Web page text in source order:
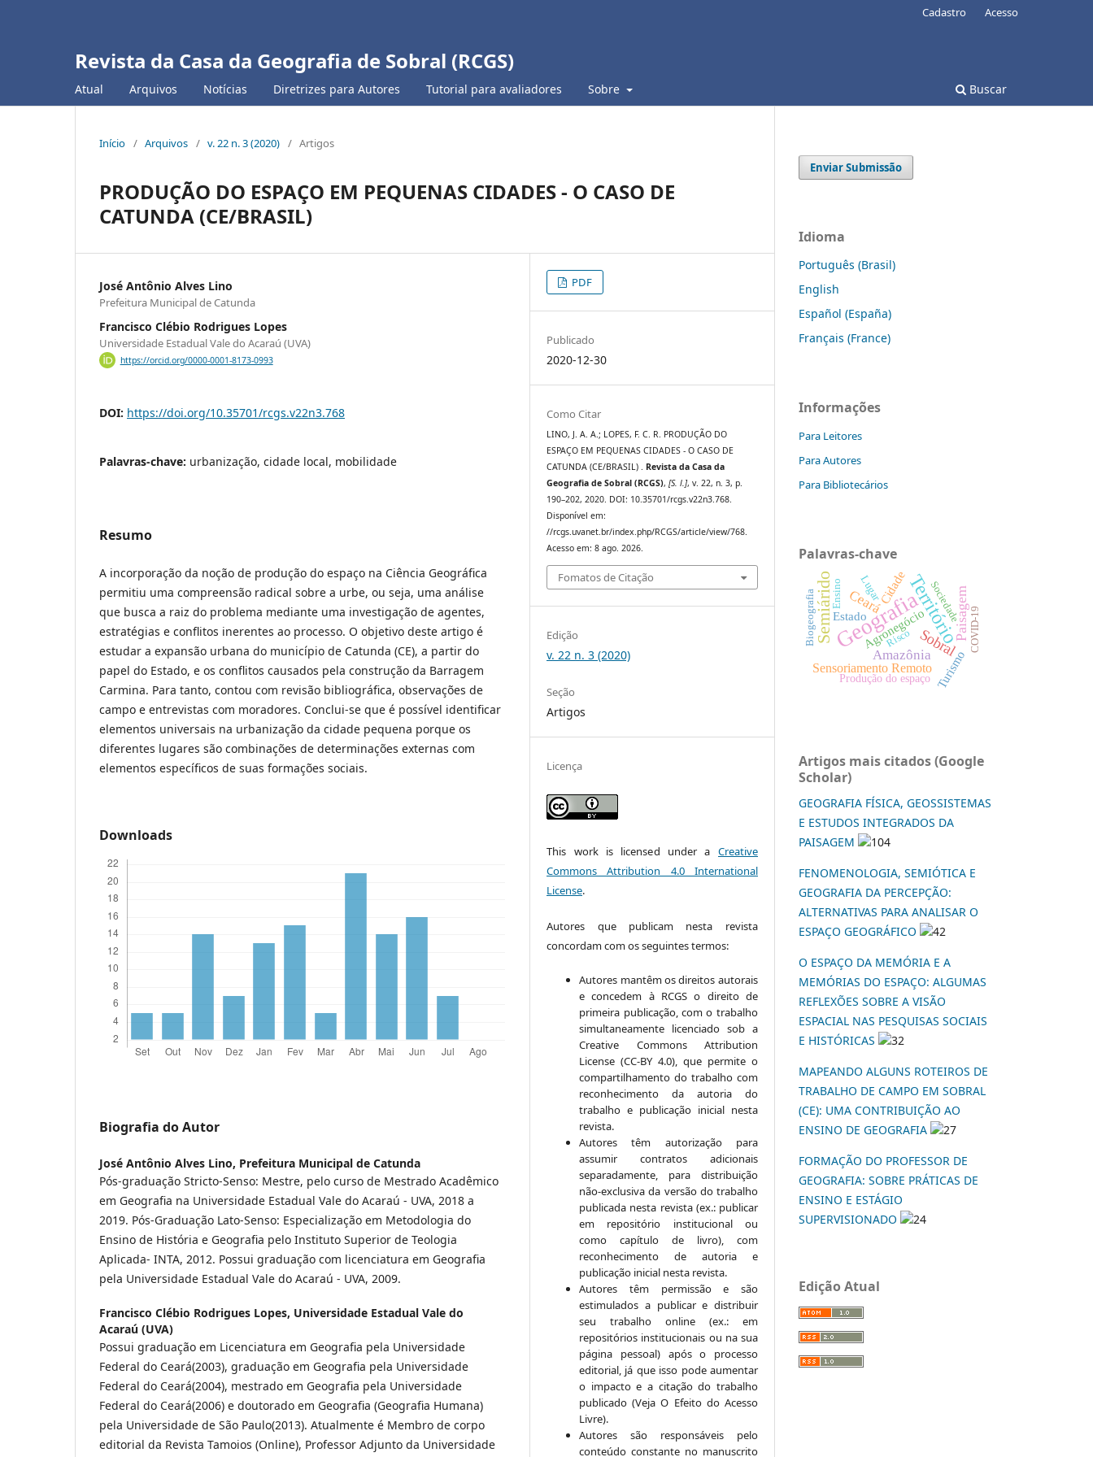
Revista da Casa da Geografia de Sobral (RCGS)
Atual Arquivos Notícias Diretrizes para Autores Tutorial para avaliadores Sobre Buscar
Cadastro Acesso
Início / Arquivos / v. 22 n. 3 (2020) / Artigos
PRODUÇÃO DO ESPAÇO EM PEQUENAS CIDADES - O CASO DE
CATUNDA (CE/BRASIL)
José Antônio Alves Lino
Prefeitura Municipal de Catunda
Francisco Clébio Rodrigues Lopes
Universidade Estadual Vale do Acaraú (UVA)
https://orcid.org/0000-0001-8173-0993
DOI: https://doi.org/10.35701/rcgs.v22n3.768
Palavras-chave: urbanização, cidade local, mobilidade
Resumo
A incorporação da noção de produção do espaço na Ciência Geográfica
permitiu uma compreensão radical sobre a urbe, ou seja, uma análise
que busca a raiz do problema mediante uma investigação de agentes,
estratégias e conflitos inerentes ao processo. O objetivo deste artigo é
estudar a expansão urbana do município de Catunda (CE), a partir do
papel do Estado, e os conflitos causados pela construção da Barragem
Carmina. Para tanto, contou com revisão bibliográfica, observações de
campo e entrevistas com moradores. Conclui-se que é possível identificar
elementos universais na urbanização da cidade pequena porque os
diferentes lugares são combinações de determinações externas com
elementos específicos de suas formações sociais.
Downloads
Biografia do Autor
José Antônio Alves Lino, Prefeitura Municipal de Catunda
Pós-graduação Stricto-Senso: Mestre, pelo curso de Mestrado Acadêmico
em Geografia na Universidade Estadual Vale do Acaraú - UVA, 2018 a
2019. Pós-Graduação Lato-Senso: Especialização em Metodologia do
Ensino de História e Geografia pelo Instituto Superior de Teologia
Aplicada- INTA, 2012. Possui graduação com licenciatura em Geografia
pela Universidade Estadual Vale do Acaraú - UVA, 2009.
Francisco Clébio Rodrigues Lopes, Universidade Estadual Vale do
Acaraú (UVA)
Possui graduação em Licenciatura em Geografia pela Universidade
Federal do Ceará(2003), graduação em Geografia pela Universidade
Federal do Ceará(2004), mestrado em Geografia pela Universidade
Federal do Ceará(2006) e doutorado em Geografia (Geografia Humana)
pela Universidade de São Paulo(2013). Atualmente é Membro de corpo
editorial da Revista Tamoios (Online), Professor Adjunto da Universidade
PDF
Publicado
2020-12-30
Como Citar
LINO, J. A. A.; LOPES, F. C. R. PRODUÇÃO DO
ESPAÇO EM PEQUENAS CIDADES - O CASO DE
CATUNDA (CE/BRASIL) . Revista da Casa da
Geografia de Sobral (RCGS),[S. l.], v. 22, n. 3, p.
190–202, 2020. DOI: 10.35701/rcgs.v22n3.768.
Disponível em:
//rcgs.uvanet.br/index.php/RCGS/article/view/768.
Acesso em: 8 ago. 2026.
Fomatos de Citação
Edição
v. 22 n. 3 (2020)
Seção
Artigos
Licença
This work is licensed under a Creative
Commons Attribution 4.0 International
License.
Autores que publicam nesta revista
concordam com os seguintes termos:
Autores mantêm os direitos autorais
e concedem à RCGS o direito de
primeira publicação, com o trabalho
simultaneamente licenciado sob a
Creative Commons Attribution
License (CC-BY 4.0), que permite o
compartilhamento do trabalho com
reconhecimento da autoria do
trabalho e publicação inicial nesta
revista.
Autores têm autorização para
assumir contratos adicionais
separadamente, para distribuição
não-exclusiva da versão do trabalho
publicada nesta revista (ex.: publicar
em repositório institucional ou
como capítulo de livro), com
reconhecimento de autoria e
publicação inicial nesta revista.
Autores têm permissão e são
estimulados a publicar e distribuir
seu trabalho online (ex.: em
repositórios institucionais ou na sua
página pessoal) após o processo
editorial, já que isso pode aumentar
o impacto e a citação do trabalho
publicado (Veja O Efeito do Acesso
Livre).
Autores são responsáveis pelo
conteúdo constante no manuscrito
Enviar Submissão
Idioma
Português (Brasil)
English
Español (España)
Français (France)
Informações
Para Leitores
Para Autores
Para Bibliotecários
Palavras-chave
GeografiaTerritório
Semiárido Sobral
Paisagem
Ceará
Amazônia
Sensoriamento Remoto
Agronegócio
Turismo
Cidade
Estado
Produção do espaço
Lugar
Risco
Biogeografia Sociedade
Ensino
COVID-19
Artigos mais citados (Google
Scholar)
GEOGRAFIA FÍSICA, GEOSSISTEMAS
E ESTUDOS INTEGRADOS DA
PAISAGEM
104
FENOMENOLOGIA, SEMIÓTICA E
GEOGRAFIA DA PERCEPÇÃO:
ALTERNATIVAS PARA ANALISAR O
ESPAÇO GEOGRÁFICO
42
O ESPAÇO DA MEMÓRIA E A
MEMÓRIAS DO ESPAÇO: ALGUMAS
REFLEXÕES SOBRE A VISÃO
ESPACIAL NAS PESQUISAS SOCIAIS
E HISTÓRICAS
32
MAPEANDO ALGUNS ROTEIROS DE
TRABALHO DE CAMPO EM SOBRAL
(CE): UMA CONTRIBUIÇÃO AO
ENSINO DE GEOGRAFIA
27
FORMAÇÃO DO PROFESSOR DE
GEOGRAFIA: SOBRE PRÁTICAS DE
ENSINO E ESTÁGIO
SUPERVISIONADO
24
Edição Atual